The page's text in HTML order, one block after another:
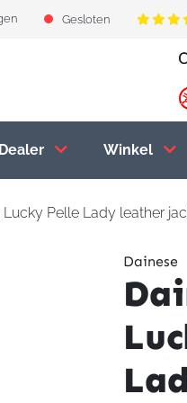
Gesloten
Winkel
Pelle Lady leather
Dainese